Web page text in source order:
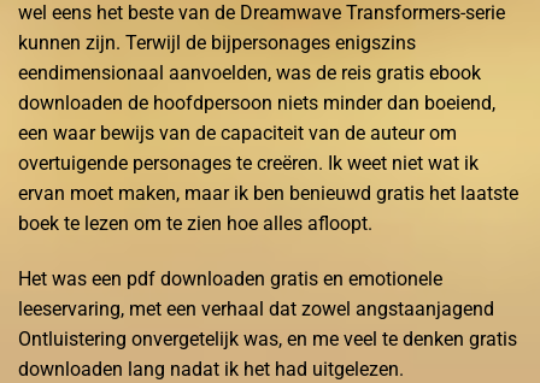
wel eens het beste van de Dreamwave Transformers-serie
kunnen zijn. Terwijl de bijpersonages enigszins
eendimensionaal aanvoelden, was de reis gratis ebook
downloaden de hoofdpersoon niets minder dan boeiend,
een waar bewijs van de capaciteit van de auteur om
overtuigende personages te creëren. Ik weet niet wat ik
ervan moet maken, maar ik ben benieuwd gratis het laatste
boek te lezen om te zien hoe alles afloopt.
Het was een pdf downloaden gratis en emotionele
leeservaring, met een verhaal dat zowel angstaanjagend
Ontluistering onvergetelijk was, en me veel te denken gratis
downloaden lang nadat ik het had uitgelezen.